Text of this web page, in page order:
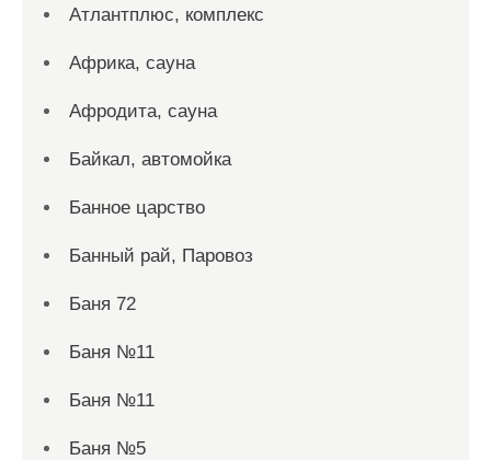
Атлантплюс, комплекс
Африка, сауна
Афродита, сауна
Байкал, автомойка
Банное царство
Банный рай, Паровоз
Баня 72
Баня №11
Баня №11
Баня №5